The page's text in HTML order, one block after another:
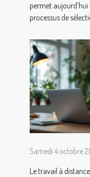
permet
processus de
Samedi 4 octobre
Le travail à